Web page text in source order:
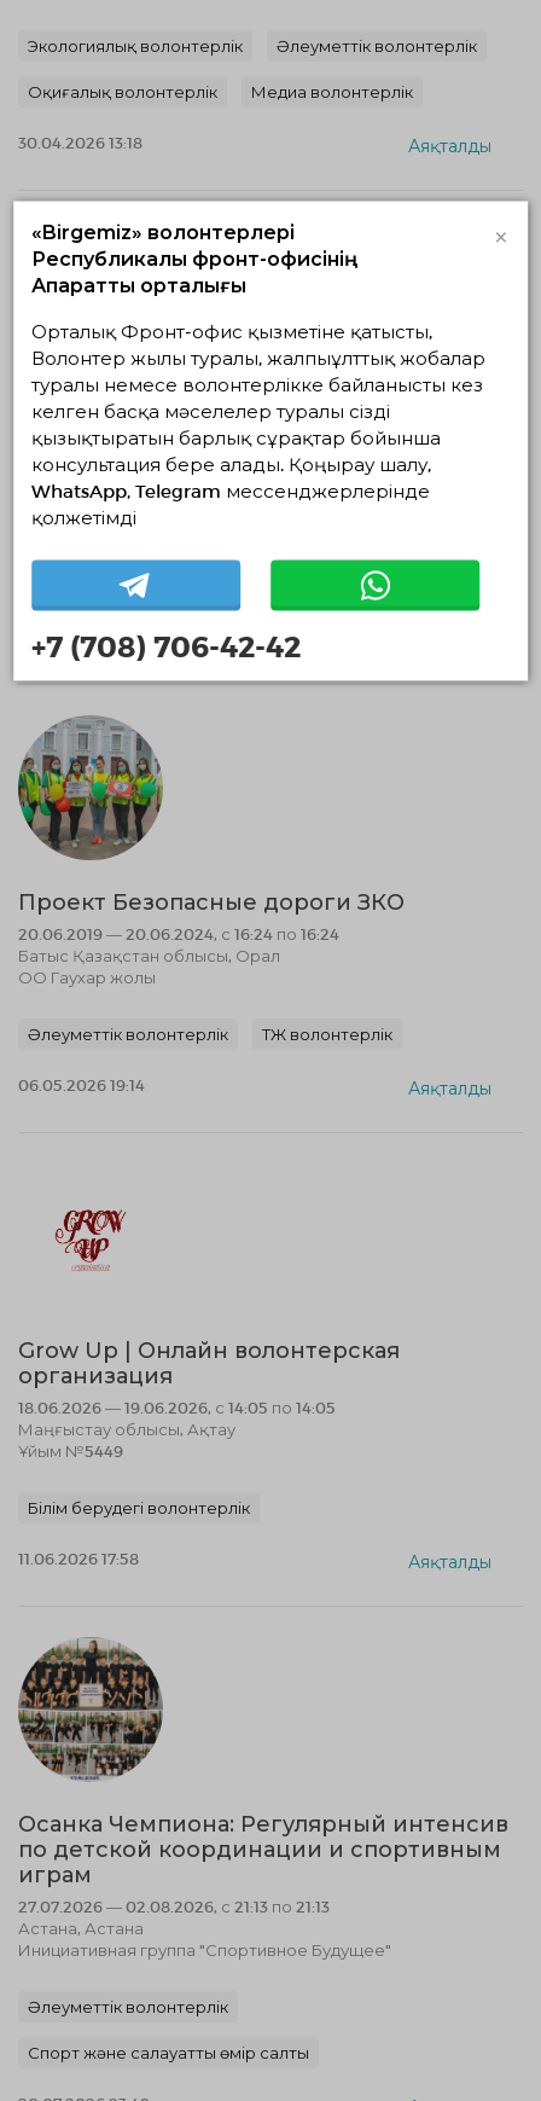
Экологиялық волонтерлік Әлеуметтік волонтерлік
Оқиғалық волонтерлік Медиа волонтерлік
30.04.2026 13:18 Аяқталды
Набор волонтеров AvantgardesCare
30.04.2026 — 17.05.2026, с 10:14 по 10:17
Астана, Астана
AvantgardesCare
Оқиғалық волонтерлік Медиа волонтерлік
30.04.2026 13:18
Проект Безопасные дороги ЗКО
20.06.2019 — 20.06.2024, с 16:24 по 16:24
Батыс Қазақстан облысы, Орал
ОО Гаухар жолы
Әлеуметтік волонтерлік ТЖ волонтерлік
06.05.2026 19:14 Аяқталды
Grow Up | Онлайн волонтерская
организация
18.06.2026 — 19.06.2026, с 14:05 по 14:05
Маңғыстау облысы, Ақтау
Ұйым №5449
Білім берудегі волонтерлік
11.06.2026 17:58 Аяқталды
Осанка Чемпиона: Регулярный интенсив
по детской координации и спортивным
играм
27.07.2026 — 02.08.2026, с 21:13 по 21:13
Астана, Астана
Инициативная группа "Спортивное Будущее"
Әлеуметтік волонтерлік
Спорт және салауатты өмір салты
«Birgemiz» волонтерлері
Республикалық фронт-офисінің
Ақпараттық орталығы
×
Орталық Фронт-офис қызметіне қатысты,
Волонтер жылы туралы, жалпыұлттық жобалар
туралы немесе волонтерлікке байланысты кез
келген басқа мәселелер туралы сізді
қызықтыратын барлық сұрақтар бойынша
консультация бере алады. Қоңырау шалу,
WhatsApp, Telegram мессенджерлерінде
қолжетімді
+7 (708) 706-42-42